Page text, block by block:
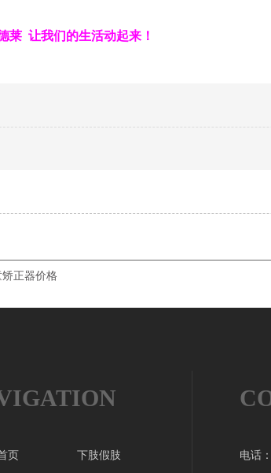
莱 让我们的生活动起来！
矫正器价格
页 下肢假肢 电话